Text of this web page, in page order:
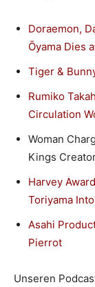
Doraemon,
Ōyama Dies
Tiger &
Rumiko
Circulation
Woman
Kings
Harvey
Toriyama
Asahi
Pierrot
Unseren